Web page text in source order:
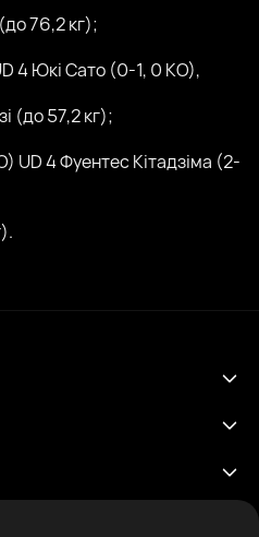
(до 76,2 кг);
4 Юкі Сато (0-1, 0 КО),
(до 57,2 кг);
UD 4 Фуентес Кітадзіма (2-